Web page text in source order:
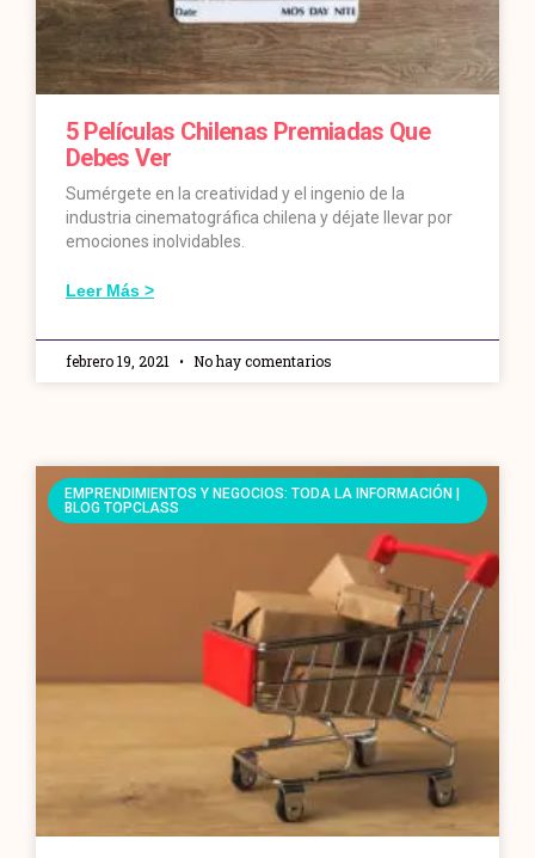
5 Películas Chilenas Premiadas Que
Debes Ver
Sumérgete en la creatividad y el ingenio de la
industria cinematográfica chilena y déjate llevar por
emociones inolvidables.
Leer Más >
febrero 19, 2021 No hay comentarios
EMPRENDIMIENTOS Y NEGOCIOS: TODA LA INFORMACIÓN |
BLOG TOPCLASS